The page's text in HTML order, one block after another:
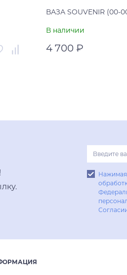
ВАЗА SOUVENIR (00-
В наличии
4 700 ₽
Купить
Нажимая